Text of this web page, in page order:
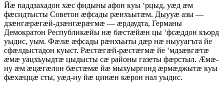
Йæ паддзахадон хæс фидыны афон куы ‘рцыд, уæд æм
фæсидтысты Советон æфсады рæнхъытæм. Дыууæ азы —
дзæнгæрæгæй-дзæнгæрæгмæ — æрдаудта, Германы
Демократон Республикæйы нæ бæстæйæн цы ‘фсæддон къорд
уыдис, уым. Фæлæ æфсады рæнхъыты дæр нæ ныууагъта йе
сфæлдыстадон куыст. Рæстæгæй-рæстæгмæ йе ‘мдзæвгæтæ
æмæ уацхъуыдтæ цыдысты сæ районы газеты фæрстыл. Æмæ-
иу æм æцæгæлон бæстæмæ йæ мыхуыргонд æрмæджытæ куы
фæхæццæ сты, уæд-иу йæ цинæн кæрон нал уыдис.